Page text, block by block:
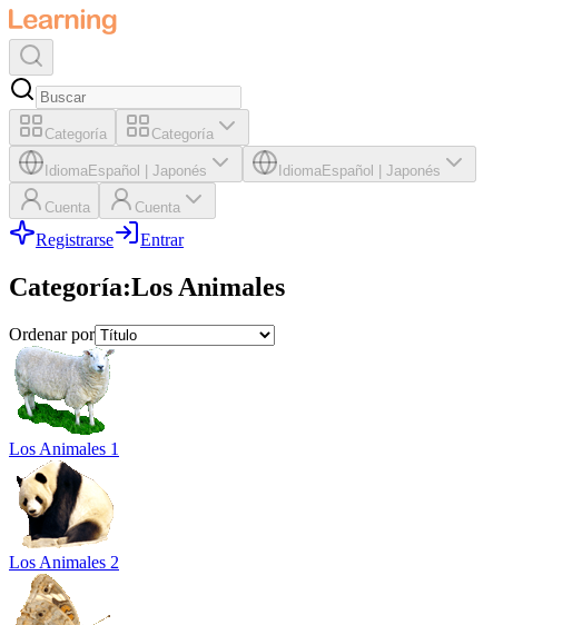
Categoría Categoría
IdiomaEspañol Japonés IdiomaEspañol Japonés
Cuenta Cuenta
Registrarse Entrar
Categoría:Los Animales
Ordenar por
Los Animales 1
Los Animales 2